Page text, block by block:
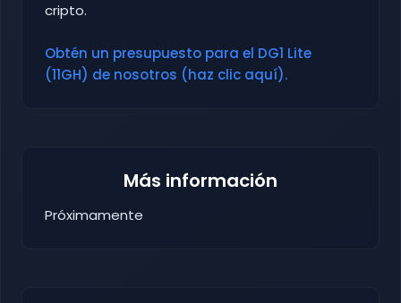
cripto.
Obtén un presupuesto para el DG1 Lite
(11GH) de nosotros (haz clic aquí).
Más información
Próximamente